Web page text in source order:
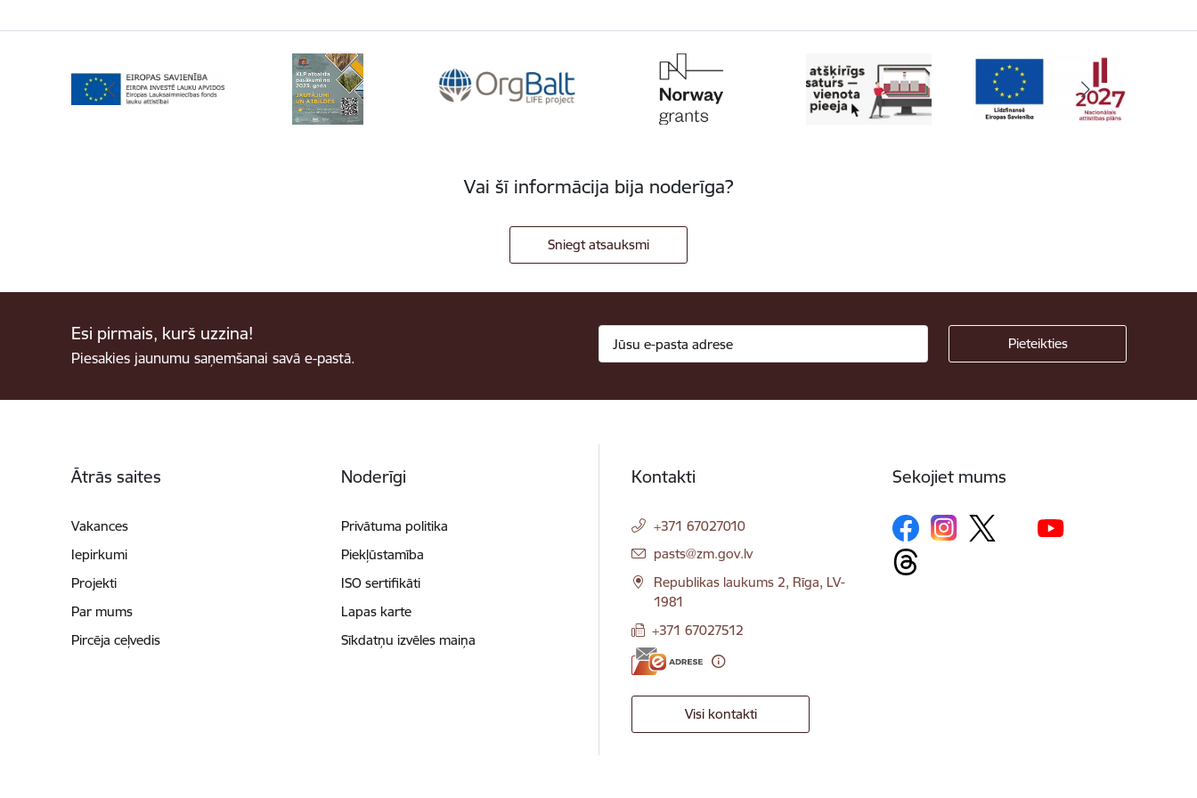
Vai šī informācija bija noderīga?
Sniegt atsauksmi
Esi pirmais, kurš uzzina!
Piesakies jaunumu saņemšanai savā e-pastā.
Ātrās saites
Vakances
Iepirkumi
Projekti
Par mums
Pircēja ceļvedis
Noderīgi
Privātuma politika
Piekļūstamība
ISO sertifikāti
Lapas karte
Sīkdatņu izvēles maiņa
Kontakti
+371 67027010
E-pasts:
pasts@zm.gov.lv
Republikas laukums 2, Rīga, LV-
1981
+371 67027512
Visi kontakti
Sekojiet mums